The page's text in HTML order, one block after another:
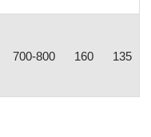
700-800 160 135